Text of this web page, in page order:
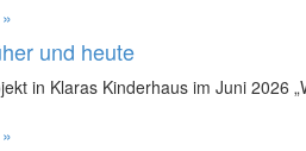
und heute
in Klaras Kinderhaus im Juni 2026